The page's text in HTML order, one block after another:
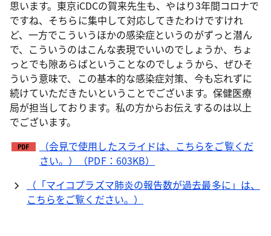
思います。東京iCDCの賀来先生も、やはり3年間コロナで
ですね、そちらに集中して対応してきたわけですけれ
ど、一方でこういうほかの感染症というのがずっと潜ん
で、こういうのはこんな表現でいいのでしょうか、ちょ
っとでも隙あらばということなのでしょうから、ぜひそ
ういう意味で、この基本的な感染症対策、今も忘れずに
続けていただきたいということでございます。保健医療
局が担当しております。私の方からお伝えするのは以上
でございます。
（会見で使用したスライドは、こちらをご覧くだ
さい。）（PDF：603KB）
（「マイコプラズマ肺炎の報告数が過去最多に」は、
こちらをご覧ください。）